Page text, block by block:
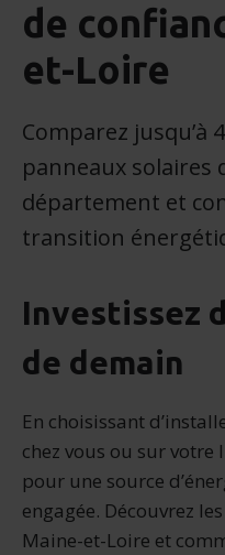
de
et-Loire
Comparez jusqu’à
panneaux solaires
département et
transition
Investissez
de demain
En choisissant
chez vous ou sur
pour une source
engagée. Découvrez
Maine-et-Loire et